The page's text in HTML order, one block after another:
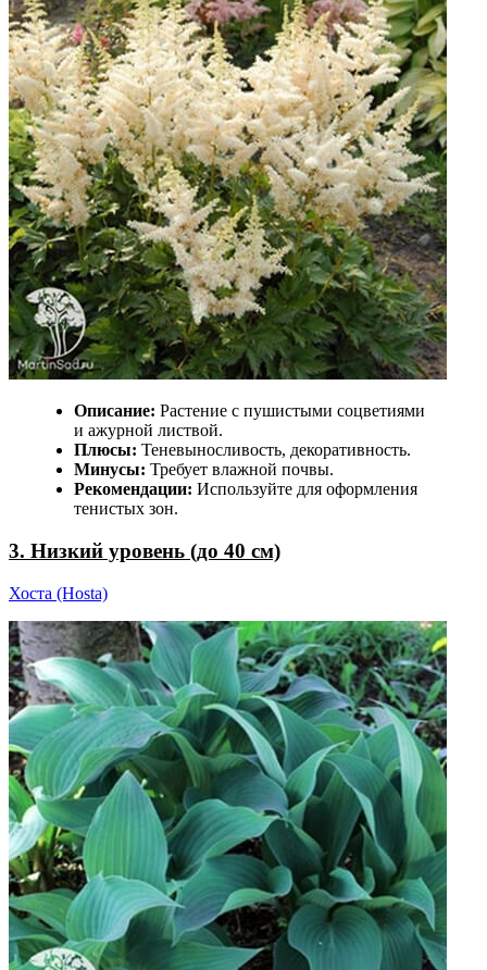
Описание: Растение с пушистыми соцветиями
и ажурной листвой.
Плюсы: Теневыносливость, декоративность.
Минусы: Требует влажной почвы.
Рекомендации: Используйте для оформления
тенистых зон.
3. Низкий уровень (до 40 см)
Хоста (Hosta)